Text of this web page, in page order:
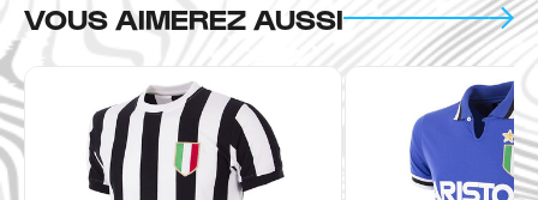
VOUS AIMEREZ AUSSI